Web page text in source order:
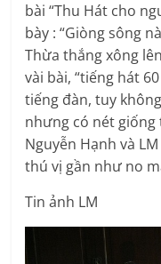
bài “Thu Hát cho
bày : “Giòng sông
Thừa thắng xông
vài bài, “tiếng hát
tiếng đàn, tuy
nhưng có nét giống
Nguyễn Hạnh và
thú vị gần như no
Tin ảnh LM